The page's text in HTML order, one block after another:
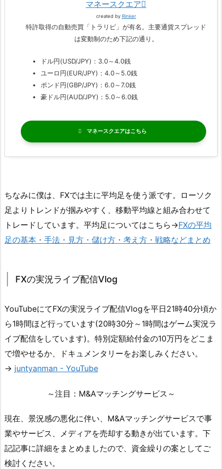
マネースクエア
created by Rinker
特許取得の自動売買「トラリピ」が有名。主要通貨スプレッド
は変動制のため下記の通り。
ドル円(USD/JPY)：3.0～4.0銭
ユーロ円(EUR/JPY)：4.0～5.0銭
ポンド円(GBP/JPY)：6.0～7.0銭
豪ドル円(AUD/JPY)：5.0～6.0銭
マネースクエア
ちなみに僕は、FXでは主に平均足を使う派です。ローソク
足よりトレンドが掴みやすく、移動平均線と組み合わせて
トレードしています。平均足についてはこちら→FXの平均
足の基本・手法・見方・儲け方・考え方・戦略などまとめ
FXの実況ライブ配信Vlog
YouTubeにてFXの実況ライブ配信Vlogを平日21時40分頃か
ら1時間ほど行っています(20時30分～1時間はゲーム実況ラ
イブ配信をしています)。特別定額給付金の10万円をどこま
で増やせるか、ドキュメンタリーをお楽しみください。
→ juntyanman - YouTube
～注目：M&Aマッチングサービス～
現在、景況感の悪化に伴い、M&Aマッチングサービスで事
業やサービス、メディアを売却する動きが出ています。下
記記事に詳細をまとめましたので、資金繰りの案としてご
検討ください。